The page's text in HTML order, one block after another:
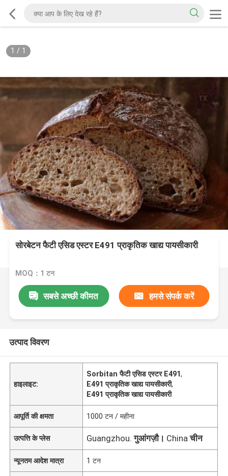
1 / 1
सोरबेटन फैटी एसिड एस्टर E491 प्राकृतिक खाद्य पायसीकारी
MOQ：1 टन
सबसे अच्छी कीमत हमसे संपर्क करें
उत्पाद विवरण
हाइलाइट:
Sorbitan फैटी एसिड एस्टर E491,
E491 प्राकृतिक खाद्य पायसीकारी,
E491 प्राकृतिक खाद्य पायसीकारी
आपूर्ति की क्षमता 1000 टन / महीना
उत्पत्ति के प्लेस Guangzhou. गुआंगज़ौ। China चीन
न्यूनतम आदेश मात्रा 1 टन